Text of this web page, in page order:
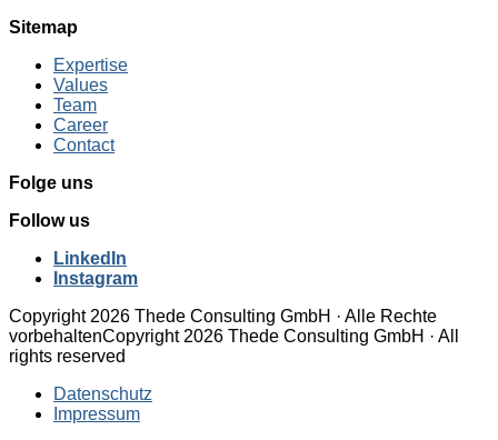
Sitemap
Expertise
Values
Team
Career
Contact
Folge uns
Follow us
LinkedIn
Instagram
Copyright 2026 Thede Consulting GmbH · Alle Rechte
vorbehaltenCopyright 2026 Thede Consulting GmbH · All
rights reserved
Datenschutz
Impressum